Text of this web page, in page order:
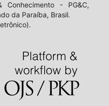
Conhecimento - PG&C,
da Paraíba, Brasil.